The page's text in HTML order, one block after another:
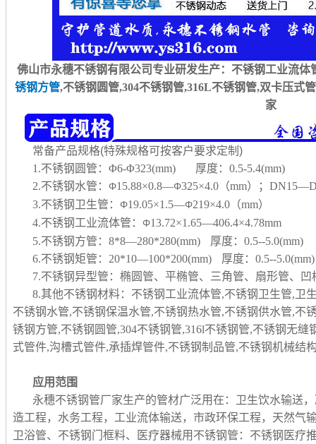
佛山市永穗不锈钢有限公司专业研发生产：不锈钢工业流体
锈钢方管,不锈钢圆管,304不锈钢管,316L不锈钢管,双卡压式
家
常备产品规格(特殊规格可按客户要求定制)
1.不锈钢圆管：Φ6-Φ323(mm) 厚度：0.5-5.4(mm)
2.不锈钢水管：Φ15.88×0.8—Φ325×4.0（mm）；
3.不锈钢卫生管：Φ19.05×1.5—Φ219×4.0（mm）
4.不锈钢工业流体管：Φ13.72×1.65—406.4×4.78mm
5.不锈钢方管：8*8—280*280(mm) 厚度：0.5--5.0(mm)
6.不锈钢矩管：20*10—100*200(mm) 厚度：0.5--5.0(mm)
7.不锈钢异型管：椭圆管、平椭管、三角管、扇形管、
8.其他不锈钢材料：不锈钢工业流体管,不锈钢卫生管,卫
不锈钢水管,不锈钢保温水管,不锈钢热水管,不锈钢供水管,不
锈钢方管,不锈钢圆管,304不锈钢管,316l不锈钢管,不锈钢无
式管件,沟槽式管件,承插焊管件,不锈钢制品管,不锈钢机械结
应用范围
永穗不锈钢管厂家生产的管材广泛用在：卫生饮水输送
造工程，水务工程，工业流体输送，市政环保工程，天然气
卫浴管、不锈钢门框料、医疗器械用不锈钢管：不锈钢医疗